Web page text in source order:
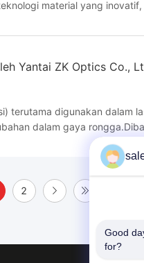
material yang
Yantai ZK Optics Co.,
terutama digunakan dalam
dalam gaya
bahan kuarsa tahan
2
Good
for?